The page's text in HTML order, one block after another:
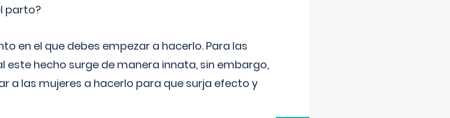
parto?
en el que debes empezar a hacerlo. Para las
este hecho surge de manera innata, sin embargo,
a las mujeres a hacerlo para que surja efecto y